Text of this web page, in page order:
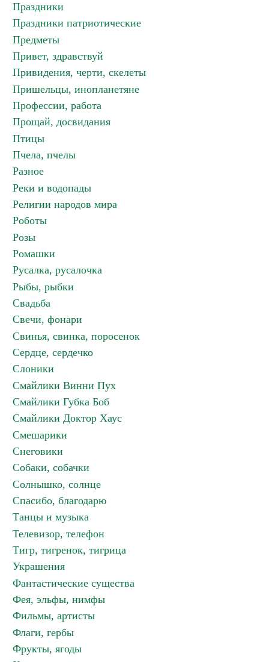
Праздники
Праздники патриотические
Предметы
Привет, здравствуй
Привидения, черти, скелеты
Пришельцы, инопланетяне
Профессии, работа
Прощай, досвидания
Птицы
Пчела, пчелы
Разное
Реки и водопады
Религии народов мира
Роботы
Розы
Ромашки
Русалка, русалочка
Рыбы, рыбки
Свадьба
Свечи, фонари
Свинья, свинка, поросенок
Сердце, сердечко
Слоники
Смайлики Винни Пух
Смайлики Губка Боб
Смайлики Доктор Хаус
Смешарики
Снеговики
Собаки, собачки
Солнышко, солнце
Спасибо, благодарю
Танцы и музыка
Телевизор, телефон
Тигр, тигренок, тигрица
Украшения
Фантастические существа
Фея, эльфы, нимфы
Фильмы, артисты
Флаги, гербы
Фрукты, ягоды